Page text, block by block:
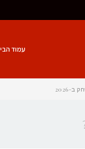
עמוד
2026